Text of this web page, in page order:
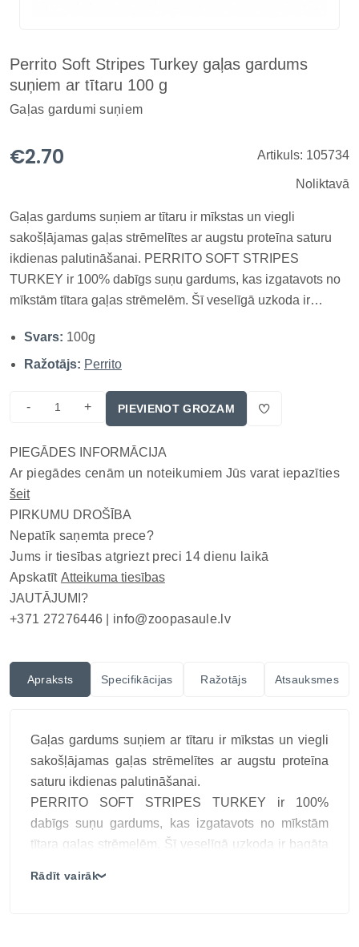
Perrito Soft Stripes Turkey gaļas gardums
suņiem ar tītaru 100 g
Gaļas gardumi suņiem
€2.70 Artikuls: 105734
Noliktavā
Gaļas gardums suņiem ar tītaru ir mīkstas un viegli
sakošļājamas gaļas strēmelītes ar augstu proteīna saturu
ikdienas palutināšanai. PERRITO SOFT STRIPES
TURKEY ir 100% dabīgs suņu gardums, kas izgatavots no
mīkstām tītara gaļas strēmelēm. Šī veselīgā uzkoda ir
(18%), kā arī nesatur graudaugus, glutēnu, konservantus un
mākslīgās krāsvielas. Tīta...
Svars: 100g
Ražotājs: Perrito
- + PIEVIENOT GROZAM
PIEGĀDES INFORMĀCIJA
Ar piegādes cenām un noteikumiem Jūs varat iepazīties
šeit
PIRKUMU DROŠĪBA
Nepatīk saņemta prece?
Jums ir tiesības atgriezt preci 14 dienu laikā
Apskatīt Atteikuma tiesības
JAUTĀJUMI?
+371 27276446 | info@zoopasaule.lv
Apraksts Specifikācijas Ražotājs Atsauksmes
Gaļas gardums suņiem ar tītaru ir mīkstas un viegli
sakošļājamas gaļas strēmelītes ar augstu proteīna
saturu ikdienas palutināšanai.
PERRITO SOFT STRIPES TURKEY ir 100%
dabīgs suņu gardums, kas izgatavots no mīkstām
tītara gaļas strēmelēm. Šī veselīgā uzkoda ir bagāta
Rādīt vairāk❯